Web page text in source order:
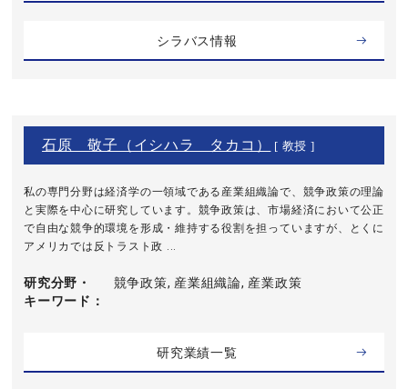
シラバス情報
石原 敬子（イシハラ タカコ） [ 教授 ]
私の専門分野は経済学の一領域である産業組織論で、競争政策の理論
と実際を中心に研究しています。競争政策は、市場経済において公正
で自由な競争的環境を形成・維持する役割を担っていますが、とくに
アメリカでは反トラスト政 ...
研究分野・
キーワード
競争政策, 産業組織論, 産業政策
研究業績一覧